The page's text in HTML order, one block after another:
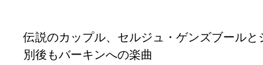
伝説のカップル、セルジュ・ゲンズブール
別後もバーキンへの楽曲